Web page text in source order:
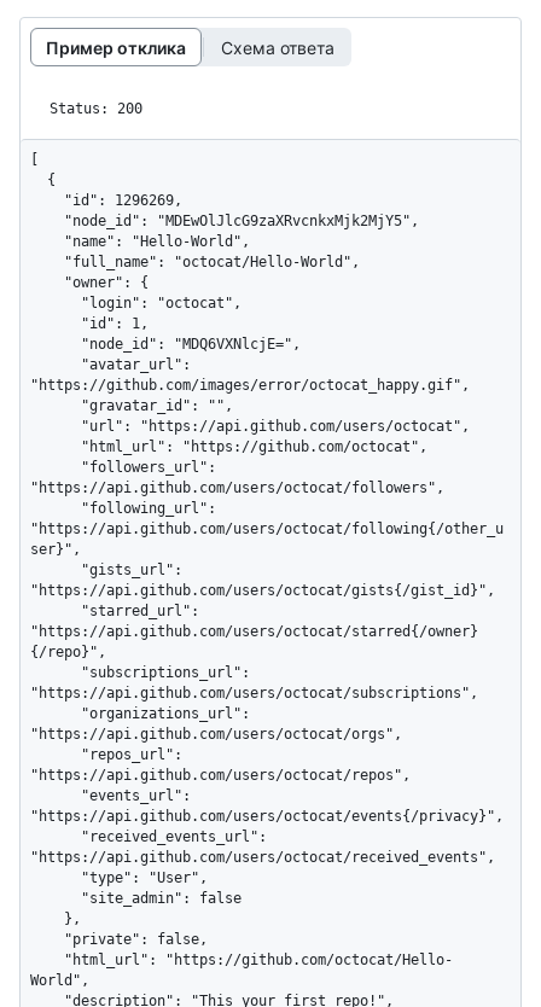
Пример отклика Схема ответа
Status: 200
"https://github.com/images/error/octocat_happy.gif",
"https://api.github.com/users/octocat/followers",
"https://api.github.com/users/octocat/following{/other_u
ser}",
"https://api.github.com/users/octocat/gists{/gist_id}",
"https://api.github.com/users/octocat/starred{/owner}
{/repo}",
"https://api.github.com/users/octocat/subscriptions",
"https://api.github.com/users/octocat/orgs",
"https://api.github.com/users/octocat/repos",
"https://api.github.com/users/octocat/events{/privacy}",
"https://api.github.com/users/octocat/received_events",
World",